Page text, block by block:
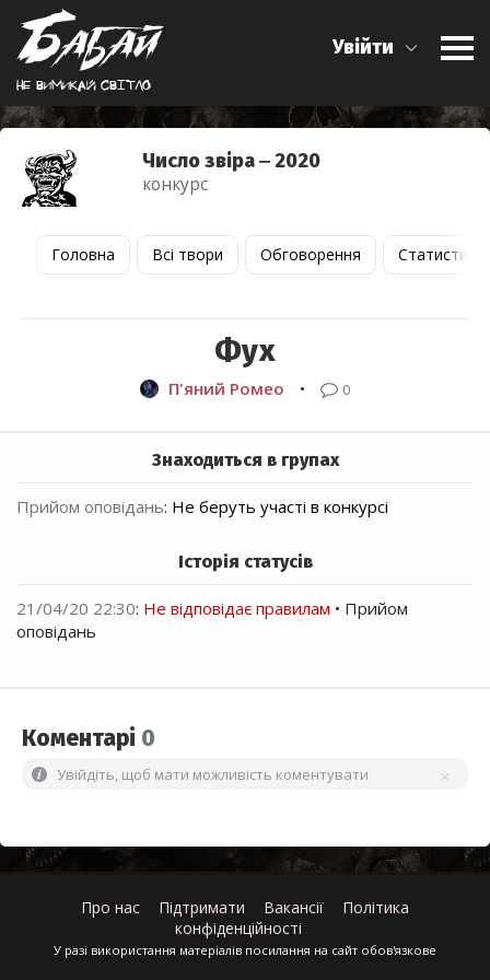
Не вимикай свiтло
Увійти
Число звіра ‒ 2020
конкурс
Головна Всі твори Обговорення Статистика
Фух
П'яний Ромео • 0
Знаходиться в групах
Прийом оповідань: Не беруть участі в конкурсі
Історія статусів
21/04/20 22:30: Не відповідає правилам • Прийом
оповідань
Коментарі 0
Увійдіть, щоб мати можливість коментувати
Про нас Підтримати Вакансії
Політика
конфіденційності
У разі використання матеріалів посилання на сайт обов'язкове